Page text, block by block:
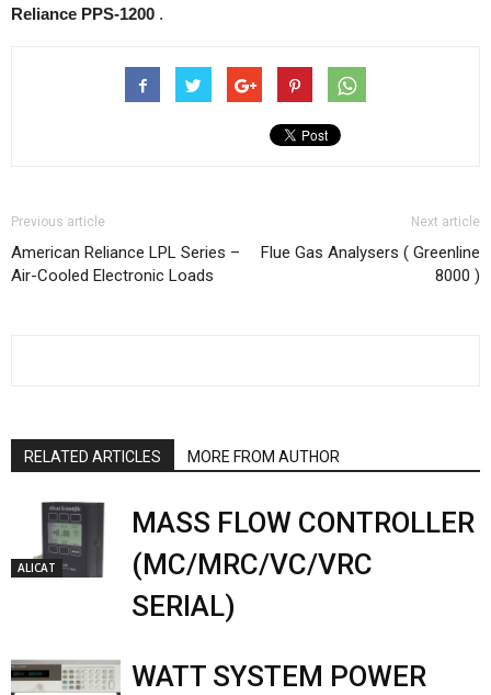
Reliance PPS-1200 .
Previous article
American Reliance LPL Series –
Air-Cooled Electronic Loads
Next article
Flue Gas Analysers ( Greenline
8000 )
RELATED ARTICLES MORE FROM AUTHOR
ALICAT
MASS FLOW CONTROLLER
(MC/MRC/VC/VRC
SERIAL)
WATT SYSTEM POWER